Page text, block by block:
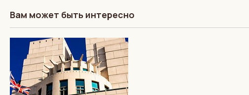
Вам может быть интересно